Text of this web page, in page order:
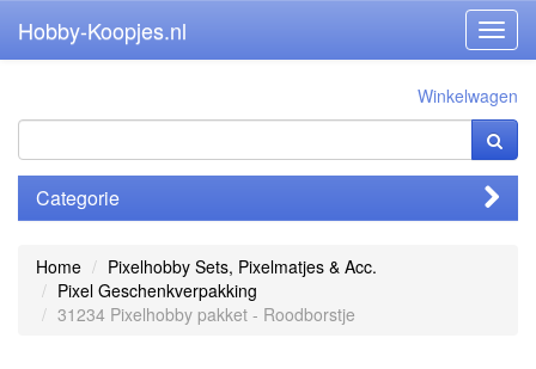
Hobby-Koopjes.nl
Winkelwagen
Categorie
Home
Pixelhobby Sets, Pixelmatjes & Acc.
Pixel Geschenkverpakking
31234 Pixelhobby pakket - Roodborstje